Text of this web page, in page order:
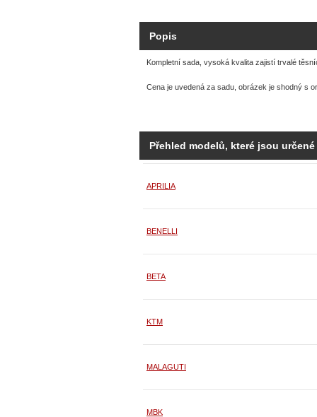
Popis
Kompletní sada, vysoká kvalita zajistí trvalé
Cena je uvedená za sadu, obrázek je shodný s
Přehled modelů, které jsou
APRILIA
BENELLI
BETA
KTM
MALAGUTI
MBK